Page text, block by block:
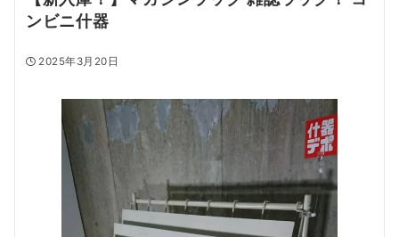
ンビニ什器
2025年3月20日